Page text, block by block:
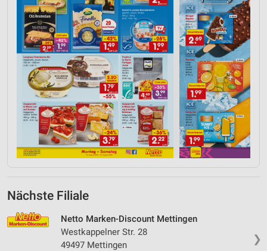
Nächste Filiale
❯
Netto Marken-Discount Mettingen
Westkappelner Str. 28
49497 Mettingen